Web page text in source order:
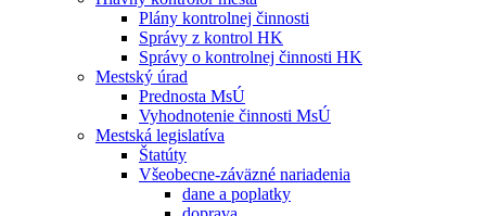
Plány kontrolnej činnosti
Správy z kontrol HK
Správy o kontrolnej činnosti HK
Mestský úrad
Prednosta MsÚ
Vyhodnotenie činnosti MsÚ
Mestská legislatíva
Štatúty
Všeobecne-záväzné nariadenia
dane a poplatky